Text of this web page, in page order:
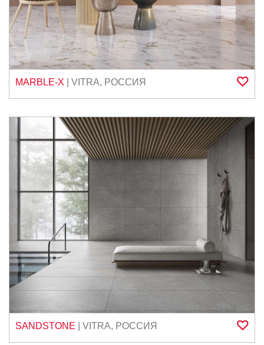
MARBLE-X VITRA, РОССИЯ
SANDSTONE VITRA, РОССИЯ